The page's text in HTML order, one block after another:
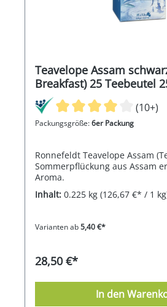
Teavelope Assam
Breakfast) 25 Teebeutel
37,5g
(10+)
Packungsgröße:6er Packung
Ronnefeldt Teavelope Assam
Sommerpflückung aus Assam
Aroma.
Inhalt: 0.225 kg (126,67 €* / 1
Varianten ab5,40 €*
28,50 €*
In den